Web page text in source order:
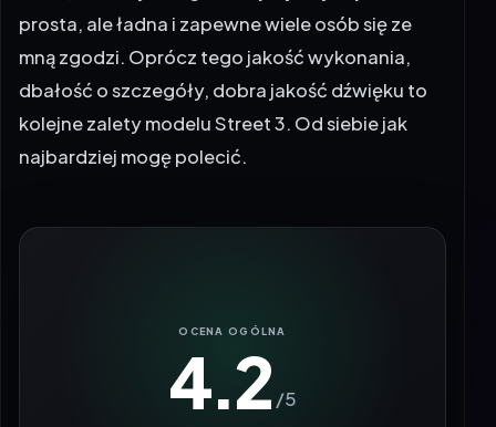
prosta, ale ładna i zapewne wiele osób się ze
mną zgodzi. Oprócz tego jakość wykonania,
dbałość o szczegóły, dobra jakość dźwięku to
kolejne zalety modelu Street 3. Od siebie jak
najbardziej mogę polecić.
4.2